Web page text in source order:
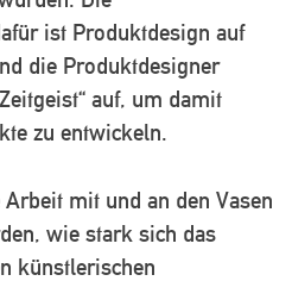
ist Produktdesign auf
die Produktdesigner
auf, um damit
zu entwickeln.
mit und an den Vasen
wie stark sich das
künstlerischen